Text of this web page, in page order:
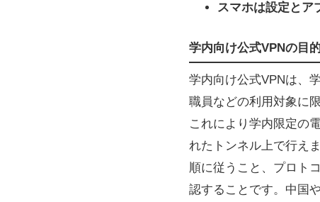
スマホは設定とア
学内向け公式VPNの目
学内向け公式VPNは、
職員などの利用対象に限
これにより学内限定の
れたトンネル上で行え
順に従うこと、プロト
認することです。中国